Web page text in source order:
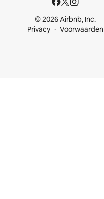
© 2026 Airbnb, Inc.
Privacy
Voorwaarden